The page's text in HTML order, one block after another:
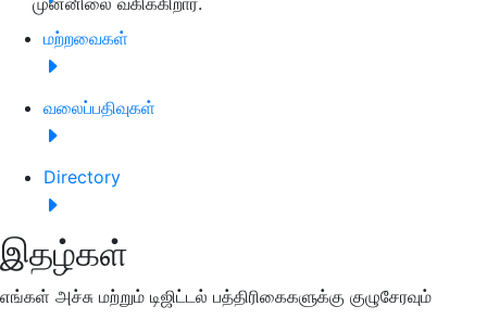
மற்றவைகள்
வலைப்பதிவுகள்
Directory
இதழ்கள்
எங்கள் அச்சு மற்றும் டிஜிட்டல் பத்திரிகைகளுக்கு குழுசேரவும்